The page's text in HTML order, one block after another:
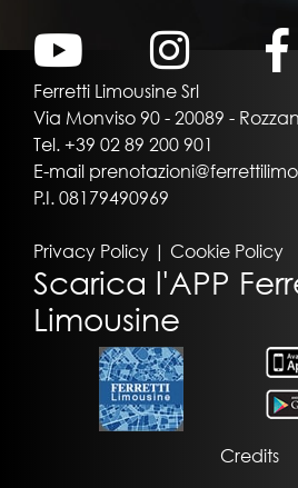
Ferretti Limousine Srl
Via Monviso 90 - 20089 -
Tel. +39 02 89 200 901
E-mail
P.I. 08179490969
Privacy Policy | Cookie Policy
Scarica l'APP
Limousine
Credits